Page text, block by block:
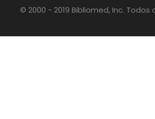
© 2000 - 2019 Bibliomed, Inc.